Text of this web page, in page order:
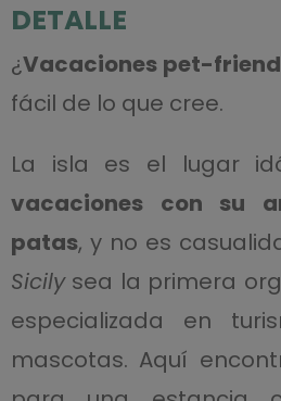
DETALLE
¿Vacaciones pet-
fácil de lo que cree.
La isla es el lugar
vacaciones con su
patas, y no es
Sicilysea la primera
especializada en
mascotas. Aquí